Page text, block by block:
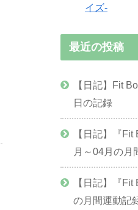
イズ-
最近の投稿
【日記】Fit
日の記録
【日記】『
月～04月の月
【日記】『
の月間運動記